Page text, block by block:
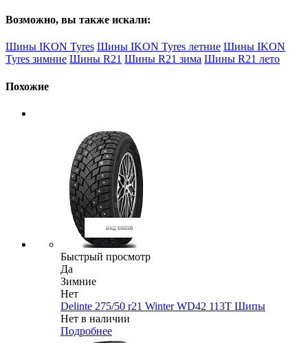
Возможно, вы также искали:
Шины IKON Tyres Шины IKON Tyres летние Шины IKON
Tyres зимние Шины R21 Шины R21 зима Шины R21 лето
Похожие
Быстрый просмотр
Да
Зимние
Нет
Delinte 275/50 r21 Winter WD42 113T Шипы
Нет в наличии
Подробнее